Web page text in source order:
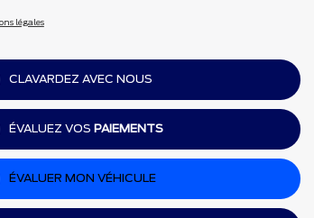
légales
CLAVARDEZ AVEC NOUS
ÉVALUEZ VOS PAIEMENTS
ÉVALUER MON VÉHICULE